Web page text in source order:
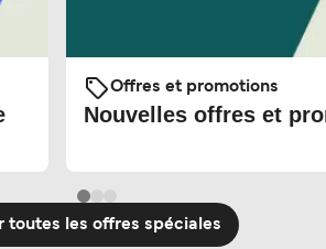
Offres et promotions
Nouvelles offres et
toutes les offres spéciales